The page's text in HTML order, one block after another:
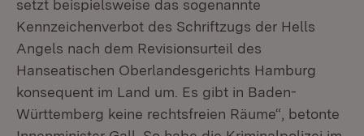
setzt beispielsweise das sogenannte
Kennzeichenverbot des Schriftzugs der Hells
Angels nach dem Revisionsurteil des
Hanseatischen Oberlandesgerichts Hamburg
konsequent im Land um. Es gibt in Baden-
Württemberg keine rechtsfreien Räume“, betonte